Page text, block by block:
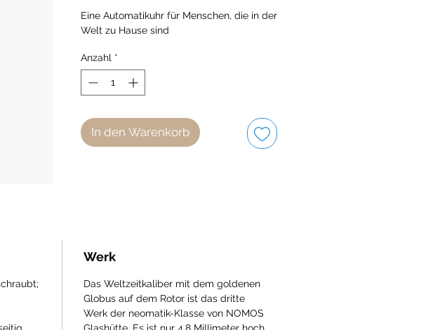
Eine Automatikuhr für Menschen, die in der
Welt zu Hause sind
Anzahl *
In den Warenkorb
Werk
Das Weltzeitkaliber mit dem goldenen
Globus auf dem Rotor ist das dritte
Werk der neomatik-Klasse von NOMOS